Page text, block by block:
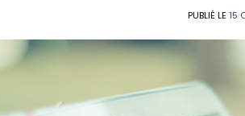
PUBLIÉ LE15